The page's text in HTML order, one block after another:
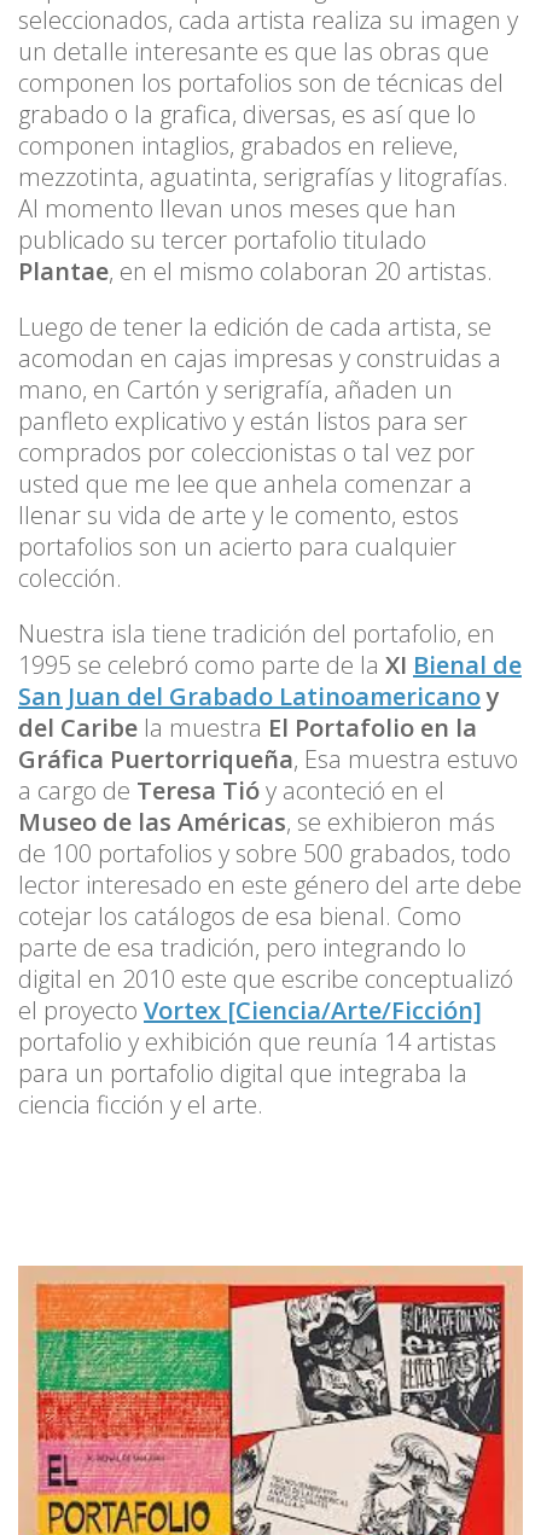
seleccionados, cada artista realiza su imagen y
un detalle interesante es que las obras que
componen los portafolios son de técnicas del
grabado o la grafica, diversas, es así que lo
componen intaglios, grabados en relieve,
mezzotinta, aguatinta, serigrafías y litografías.
Al momento llevan unos meses que han
publicado su tercer portafolio titulado
Plantae, en el mismo colaboran 20 artistas.
Luego de tener la edición de cada artista, se
acomodan en cajas impresas y construidas a
mano, en Cartón y serigrafía, añaden un
panfleto explicativo y están listos para ser
comprados por coleccionistas o tal vez por
usted que me lee que anhela comenzar a
llenar su vida de arte y le comento, estos
portafolios son un acierto para cualquier
colección.
Nuestra isla tiene tradición del portafolio, en
1995 se celebró como parte de la XI Bienal de
San Juan del Grabado Latinoamericanoy
del Caribe la muestra El Portafolio en la
Gráfica Puertorriqueña, Esa muestra estuvo
a cargo de Teresa Tióy aconteció en el
Museo de las Américas, se exhibieron más
de 100 portafolios y sobre 500 grabados, todo
lector interesado en este género del arte debe
cotejar los catálogos de esa bienal. Como
parte de esa tradición, pero integrando lo
digital en 2010 este que escribe conceptualizó
el proyecto Vortex [Ciencia/Arte/Ficción]
portafolio y exhibición que reunía 14 artistas
para un portafolio digital que integraba la
ciencia ficción y el arte.